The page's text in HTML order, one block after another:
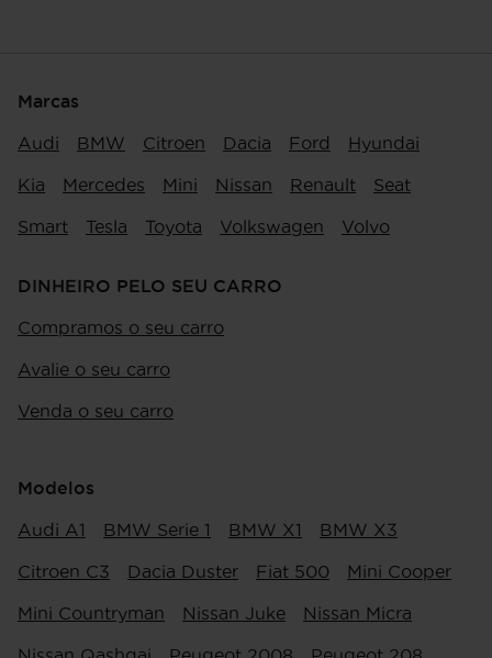
Marcas
Audi BMW Citroen Dacia Ford Hyundai
Kia Mercedes Mini Nissan Renault Seat
Smart Tesla Toyota Volkswagen Volvo
DINHEIRO PELO SEU CARRO
Compramos o seu carro
Avalie o seu carro
Venda o seu carro
Modelos
Audi A1 BMW Serie 1 BMW X1 BMW X3
Citroen C3 Dacia Duster Fiat 500 Mini Cooper
Mini Countryman Nissan Juke Nissan Micra